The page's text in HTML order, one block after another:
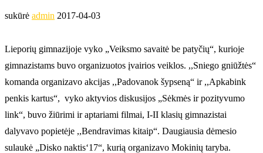
sukūrė admin 2017-04-03
Lieporių gimnazijoje vyko „Veiksmo savaitė be patyčių“, kurioje
gimnazistams buvo organizuotos įvairios veiklos. ,,Sniego gniūžtės“
komanda organizavo akcijas ,,Padovanok šypseną“ ir ,,Apkabink
penkis kartus“, vyko aktyvios diskusijos „Sėkmės ir pozityvumo
link“, buvo žiūrimi ir aptariami filmai, I-II klasių gimnazistai
dalyvavo popietėje ,,Bendravimas kitaip“. Daugiausia dėmesio
sulaukė „Disko naktis‘17“, kurią organizavo Mokinių taryba.